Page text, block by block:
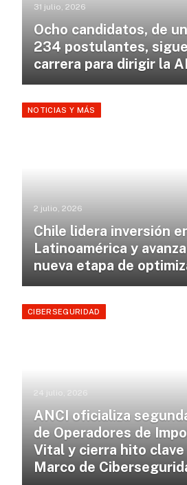
31 julio, 2026
Ocho candidatos, de
234 postulantes,
carrera para dirigir la
NOTICIAS Y MÁS
2 julio, 2026
Chile lidera inversión
Latinoamérica y
nueva etapa de
CIBERSEGURIDAD
24 julio, 2026
ANCI oficializa
de Operadores de
Vital y cierra hito clave
Marco de